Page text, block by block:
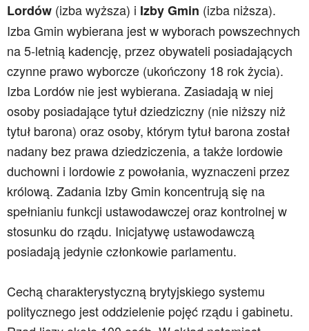
Lordów (izba wyższa) i Izby Gmin (izba niższa).
Izba Gmin wybierana jest w wyborach powszechnych
na 5-letnią kadencję, przez obywateli posiadających
czynne prawo wyborcze (ukończony 18 rok życia).
Izba Lordów nie jest wybierana. Zasiadają w niej
osoby posiadające tytuł dziedziczny (nie niższy niż
tytuł barona) oraz osoby, którym tytuł barona został
nadany bez prawa dziedziczenia, a także lordowie
duchowni i lordowie z powołania, wyznaczeni przez
królową. Zadania Izby Gmin koncentrują się na
spełnianiu funkcji ustawodawczej oraz kontrolnej w
stosunku do rządu. Inicjatywę ustawodawczą
posiadają jedynie członkowie parlamentu.
Cechą charakterystyczną brytyjskiego systemu
politycznego jest oddzielenie pojęć rządu i gabinetu.